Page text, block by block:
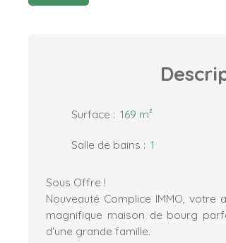
Surface : 169 m²
Salle de bains : 1
Sous Offre !
Nouveauté Complice IMMO,
magnifique maison de bourg
d'une grande famille.